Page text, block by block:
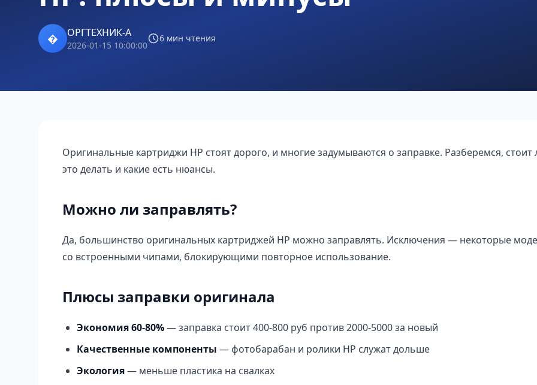
� ОРГТЕХНИК-А
2026-01-15 10:00:00
6 мин чтения
Оригинальные картриджи HP стоят дорого, и многие задумываются о заправке. Разберемся, стоит
это делать и какие есть нюансы.
Можно ли заправлять?
Да, большинство оригинальных картриджей HP можно заправлять. Исключения — некоторые
со встроенными чипами, блокирующими повторное использование.
Плюсы заправки оригинала
Экономия 60-80%— заправка стоит 400-800 руб против 2000-5000 за новый
Качественные компоненты — фотобарабан и ролики HP служат дольше
Экология— меньше пластика на свалках